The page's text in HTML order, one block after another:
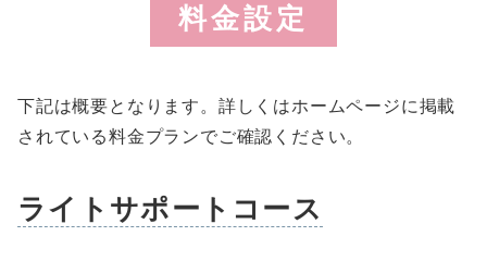
料金設定
下記は概要となります。詳しくはホームページに掲載
されている料金プランでご確認ください。
ライトサポートコース